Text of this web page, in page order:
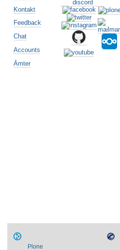
Kontakt
Feedback
Chat
Accounts
Ämter
Plone